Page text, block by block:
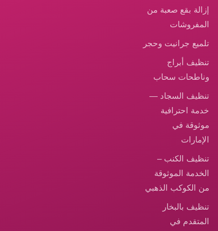
بقع صعبة من
جرانيت وحجر
أبراج
سحاب
السجاد —
احترافية
في
الكنب –
الموثوقة
الكوكب الذهبي
بالبخار
في